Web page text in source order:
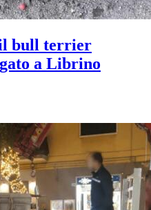
bull terrier
a Librino